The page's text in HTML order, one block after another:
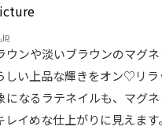
ウンや淡いブラウンのマグ
しい上品な輝きをオン♡リラ
になるラテネイルも、マグ
レイめな仕上がりに見えます。